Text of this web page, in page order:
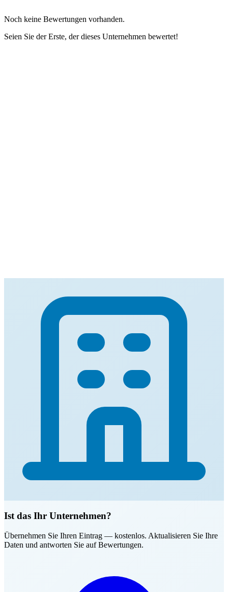
Noch keine Bewertungen vorhanden.
Seien Sie der Erste, der dieses Unternehmen bewertet!
Ist das Ihr Unternehmen?
Übernehmen Sie Ihren Eintrag — kostenlos. Aktualisieren Sie Ihre
Daten und antworten Sie auf Bewertungen.